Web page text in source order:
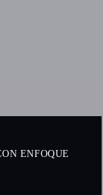
ENFOQUE